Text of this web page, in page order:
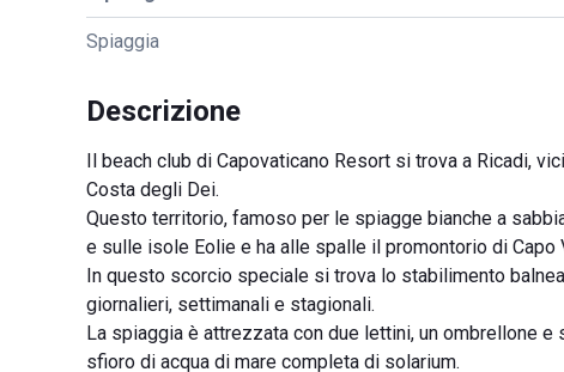
Spiaggia
Descrizione
Il beach club di Capovaticano Resort si trova a Ricadi,
Costa degli Dei.
Questo territorio, famoso per le spiagge bianche a
e sulle isole Eolie e ha alle spalle il promontorio di Capo
In questo scorcio speciale si trova lo stabilimento
giornalieri, settimanali e stagionali.
La spiaggia è attrezzata con due lettini, un ombrellone
sfioro di acqua di mare completa di solarium.